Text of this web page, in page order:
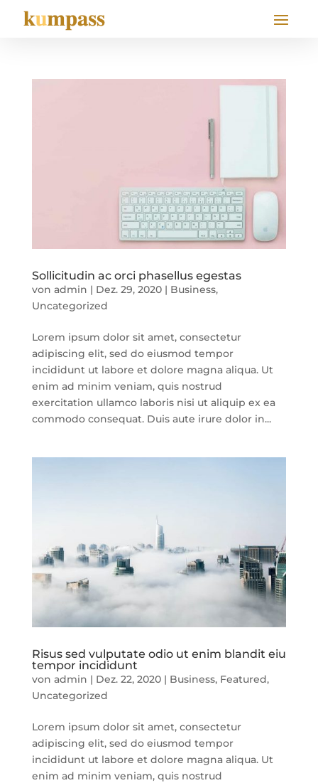
Sollicitudin ac orci phasellus egestas
von admin | Dez. 29, 2020| Business,
Uncategorized
Lorem ipsum dolor sit amet, consectetur
adipiscing elit, sed do eiusmod tempor
incididunt ut labore et dolore magna aliqua. Ut
enim ad minim veniam, quis nostrud
exercitation ullamco laboris nisi ut aliquip ex ea
commodo consequat. Duis aute irure dolor in...
Risus sed vulputate odio ut enim blandit eiu
tempor incididunt
von admin | Dez. 22, 2020| Business, Featured,
Uncategorized
Lorem ipsum dolor sit amet, consectetur
adipiscing elit, sed do eiusmod tempor
incididunt ut labore et dolore magna aliqua. Ut
enim ad minim veniam, quis nostrud